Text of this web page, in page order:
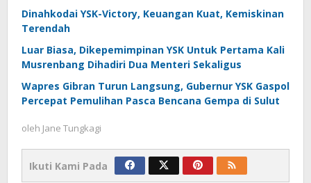
Dinahkodai YSK-Victory, Keuangan Kuat, Kemiskinan
Terendah
Luar Biasa, Dikepemimpinan YSK Untuk Pertama Kali
Musrenbang Dihadiri Dua Menteri Sekaligus
Wapres Gibran Turun Langsung, Gubernur YSK Gaspol
Percepat Pemulihan Pasca Bencana Gempa di Sulut
oleh Jane Tungkagi
Ikuti Kami Pada